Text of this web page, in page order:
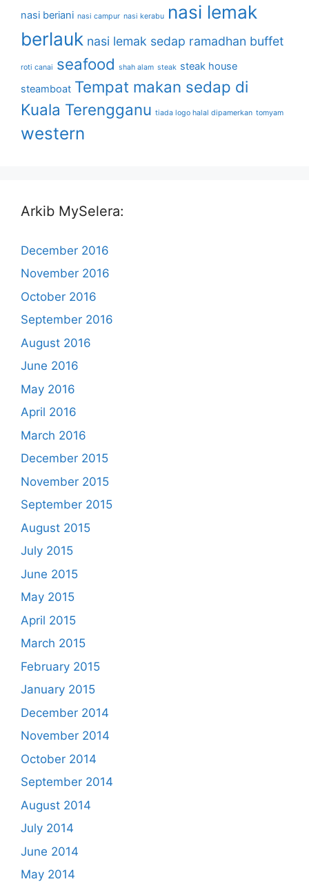
nasi beriani nasi campur nasi kerabu nasi lemak
berlauk nasi lemak sedap ramadhan buffet
roti canai seafood shah alam steak steak house
steamboat Tempat makan sedap di
Kuala Terengganu tiada logo halal dipamerkan tomyam
western
Arkib MySelera:
December 2016
November 2016
October 2016
September 2016
August 2016
June 2016
May 2016
April 2016
March 2016
December 2015
November 2015
September 2015
August 2015
July 2015
June 2015
May 2015
April 2015
March 2015
February 2015
January 2015
December 2014
November 2014
October 2014
September 2014
August 2014
July 2014
June 2014
May 2014